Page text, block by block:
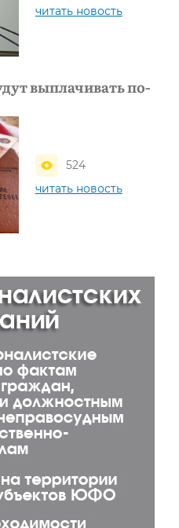
читать новость
выплачивать по-
524
читать новость